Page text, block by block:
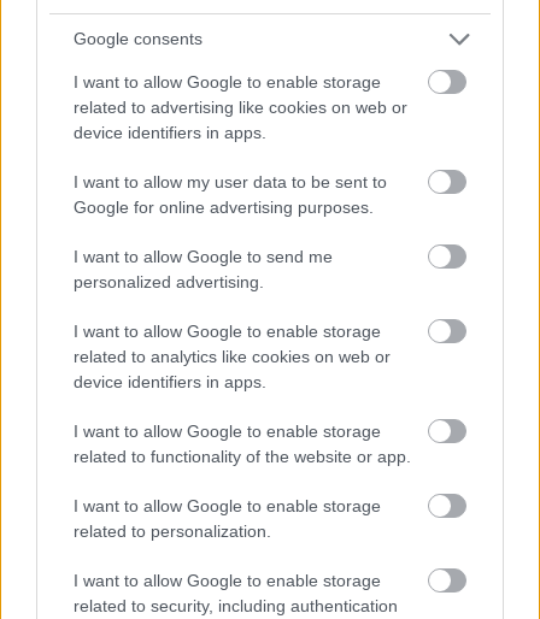
Google consents
I want to allow Google to enable storage
related to advertising like cookies on web or
device identifiers in apps.
I want to allow my user data to be sent to
Google for online advertising purposes.
I want to allow Google to send me
personalized advertising.
I want to allow Google to enable storage
related to analytics like cookies on web or
device identifiers in apps.
I want to allow Google to enable storage
related to functionality of the website or app.
I want to allow Google to enable storage
related to personalization.
I want to allow Google to enable storage
related to security, including authentication
műemlékfelújítás restaurálás
Történelmi táj, amelynek minden köve mesél –
A projekt részeként megújulnak a területen található
Várkanyarban álló Nepomuki Szent János híd és szobor is.
M1 bővítés: már zajlik a teljesen új
Új gyalogosátkelők és jelzőlámpás
csomópont épül Angyalföldön